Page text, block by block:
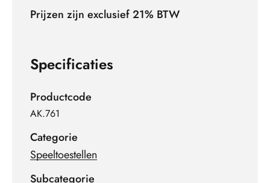
Prijzen zijn exclusief 21% BTW
Specificaties
Productcode
AK.761
Categorie
Speeltoestellen
Subcategorie